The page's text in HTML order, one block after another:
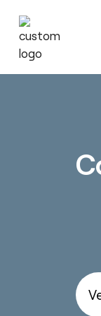
Inhalt
springen
Soziale